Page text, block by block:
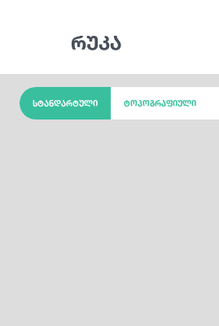
რუკა
სტანდარტული ტოპოგრაფიული